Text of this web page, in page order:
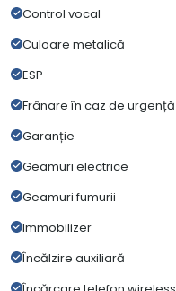
Control vocal
Culoare metalică
ESP
Frânare în caz de urgență
Garanție
Geamuri electrice
Geamuri fumurii
Immobilizer
Încălzire auxiliară